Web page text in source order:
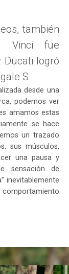
también
Vinci fue
logró
S
desde una
podemos ver
amamos estas
se hace
un trazado
sus músculos,
una pausa y
sensación de
inevitablemente